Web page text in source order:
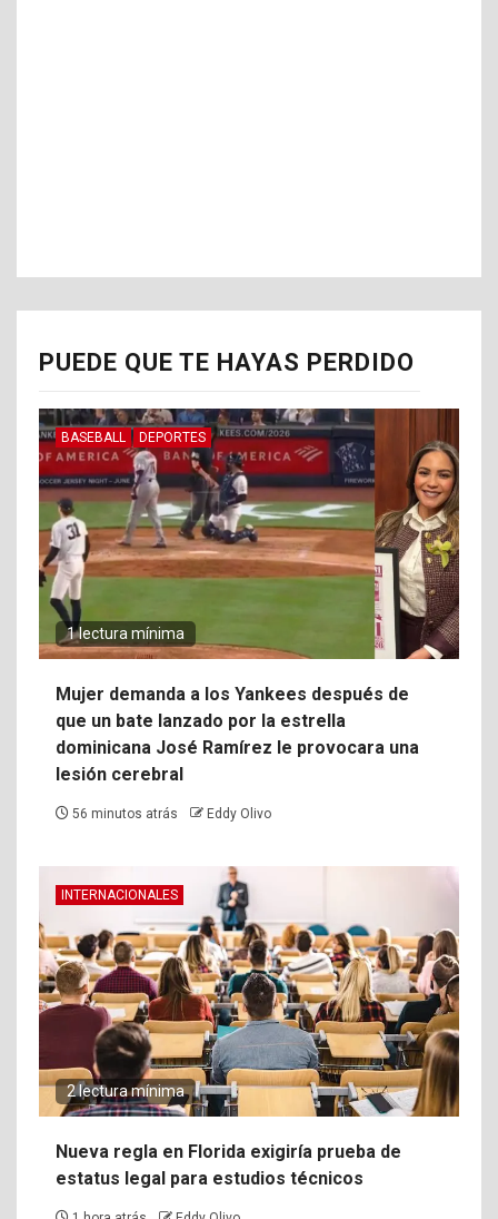
PUEDE QUE TE HAYAS PERDIDO
BASEBALL DEPORTES
1 lectura mínima
Mujer demanda a los Yankees después de
que un bate lanzado por la estrella
dominicana José Ramírez le provocara una
lesión cerebral
56 minutos atrás Eddy Olivo
INTERNACIONALES
2 lectura mínima
Nueva regla en Florida exigiría prueba de
estatus legal para estudios técnicos